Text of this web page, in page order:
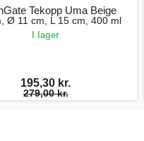
Tekopp Uma Beige
Ø 11 cm, L 15 cm, 400 ml
I lager
195,30 kr.
279,00 kr.